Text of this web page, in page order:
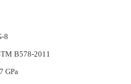
8
B578-2011
GPa